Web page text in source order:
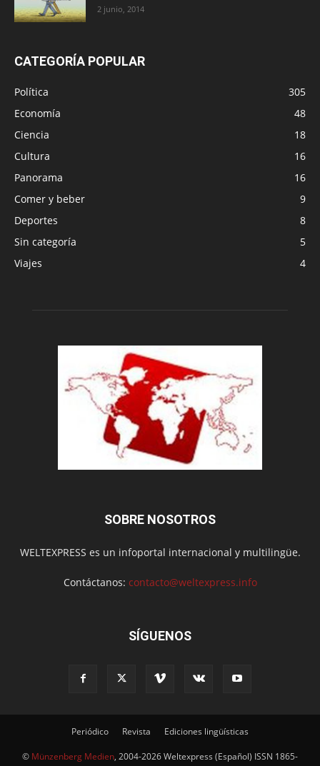
2 junio, 2014
CATEGORÍA POPULAR
Política
305
Economía
48
Ciencia
18
Cultura
16
Panorama
16
Comer y beber
9
Deportes
8
Sin categoría
5
Viajes
4
SOBRE NOSOTROS
WELTEXPRESS es un infoportal internacional y multilingüe.
Contáctanos: contacto@weltexpress.info
SÍGUENOS
Periódico Revista Ediciones lingüísticas
© Münzenberg Medien, 2004-2026 Weltexpress (Español) ISSN 1865-